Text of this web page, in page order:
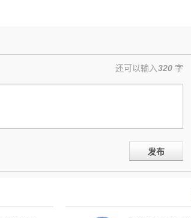
还可以输入320 字
发布